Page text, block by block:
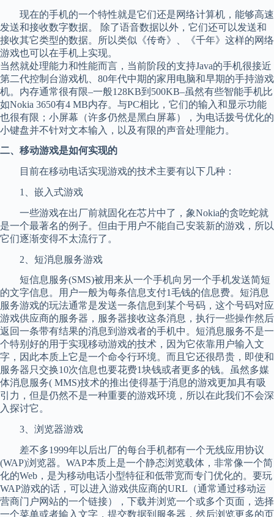
现在的手机的一个特性就是它们还是网络计算机，能够高速
发送和接收数字数据。 除了语音数据以外，它们还可以发送和
接收其它类型的数据。所以类似《传奇》、《千年》这样的网络
游戏也可以在手机上实现。
当然就处理能力和性能而言，当前阶段的支持Java的手机很接近
第二代控制台游戏机、80年代中期的家用电脑和早期的手持游戏
机。内存通常很有限–一般128KB到500KB–虽然有些智能手机比
如Nokia 3650有4 MB内存。与PC相比，它们的输入和显示功能
也很有限；小屏幕（许多仍然是黑白屏幕），为电话拨号优化的
小键盘并不针对文本输入，以及有限的声音处理能力。
二、移动游戏是如何实现的
目前在移动电话实现游戏的技术主要有以下几种：
1、嵌入式游戏
一些游戏在出厂前就固化在芯片中了，象Nokia的贪吃蛇就
是一个最著名的例子。但由于用户不能自己安装新的游戏，所以
它们逐渐变得不太流行了。
2、短消息服务游戏
短信息服务(SMS)被用来从一个手机向另一个手机发送简短
的文字信息。用户一般为每条信息支付1毛钱的信息费。短消息
服务游戏的玩法通常是发送一条信息到某个号码，这个号码对应
游戏供应商的服务器，服务器接收这条消息，执行一些操作然后
返回一条带有结果的消息到游戏者的手机中。短消息服务不是一
个特别好的用于实现移动游戏的技术，因为它依靠用户输入文
字，因此本质上它是一个命令行环境。而且它还很昂贵，即使和
服务器只交换10次信息也要花费1块钱或者更多的钱。虽然多媒
体消息服务( MMS)技术的推出使得基于消息的游戏更加具有吸
引力，但是仍然不是一种重要的游戏环境，所以在此我们不会深
入探讨它。
3、浏览器游戏
差不多1999年以后出厂的每台手机都有一个无线应用协议
(WAP)浏览器。WAP本质上是一个静态浏览载体，非常像一个简
化的Web，是为移动电话小型特征和低带宽而专门优化的。要玩
WAP游戏的话，可以进入游戏供应商的URL（通常通过移动运
营商门户网站的一个链接），下载并浏览一个或多个页面，选择
一个菜单或者输入文字，提交数据到服务器，然后浏览更多的页